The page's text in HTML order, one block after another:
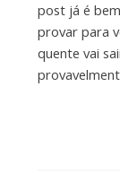
post já é
provar para
quente vai